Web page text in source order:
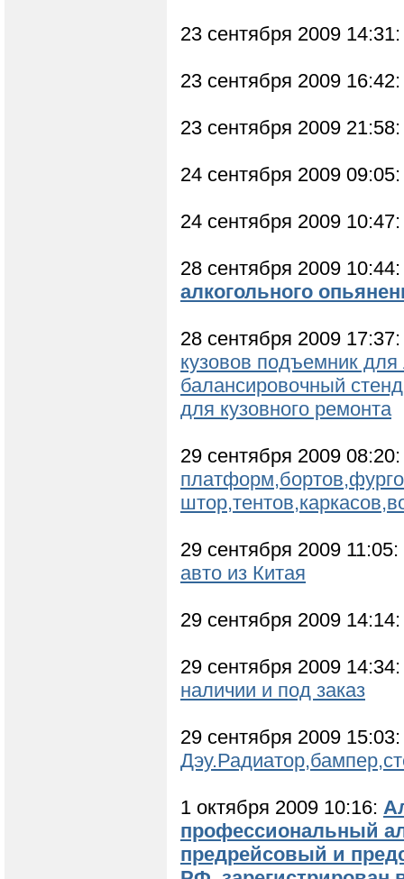
23 сентября 2009
23 сентября 2009
23 сентября 2009
24 сентября 2009
24 сентября 2009
28 сентября 2009
алкогольного
28 сентября 2009
кузовов подъемник
балансировочный
для кузовного ремонта
29 сентября 2009
29 сентября 2009 11:05:
авто из Китая
29 сентября 2009
29 сентября 2009
наличии и под заказ
29 сентября 2009
1 октября 2009 10:16:
профессиональный
предрейсовый и